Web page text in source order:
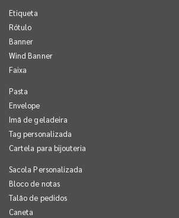
Etiqueta
Rótulo
Banner
Wind Banner
Faixa
Pasta
Envelope
Imã de geladeira
Tag personalizada
Cartela para bijouteria
Sacola Personalizada
Bloco de notas
Talão de pedidos
Caneta